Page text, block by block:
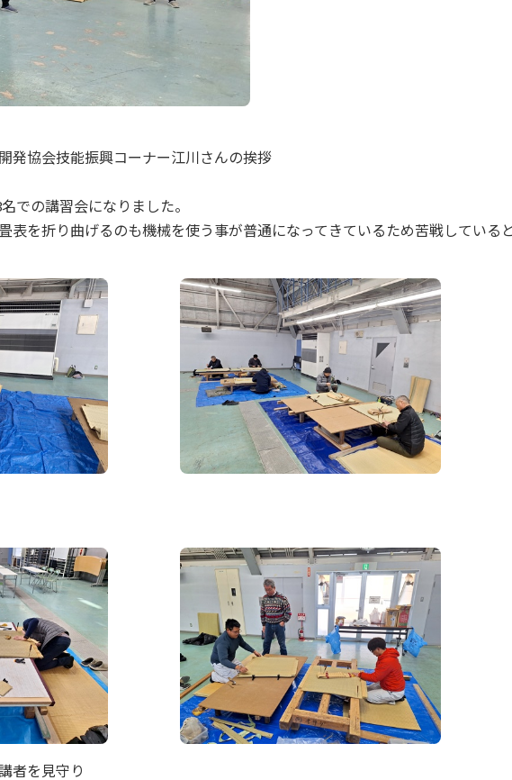
発協会技能振興コーナー江川さんの挨拶
での講習会になりました。
表を折り曲げるのも機械を使う事が普通になってきているため苦戦している
者を見守り